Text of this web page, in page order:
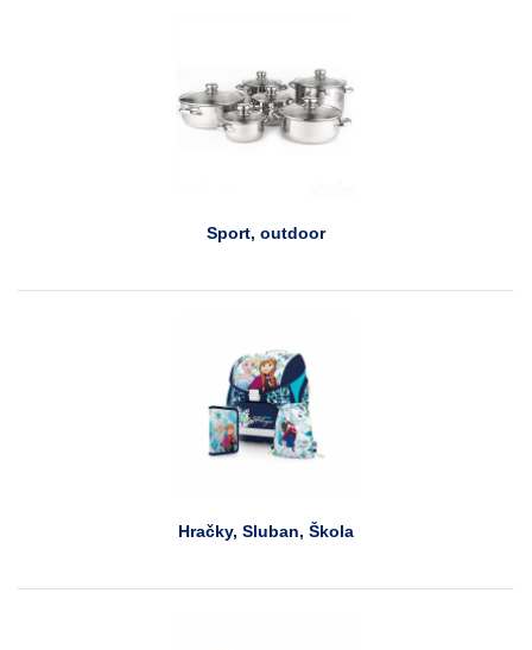
Sport, outdoor
Hračky, Sluban, Škola